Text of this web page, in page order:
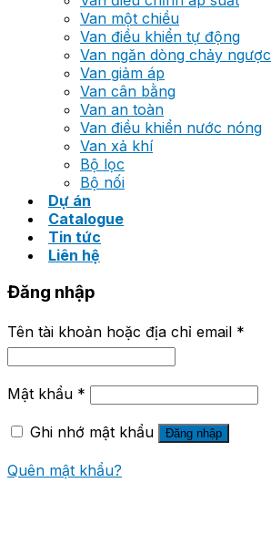
Van một chiều
Van điều khiển tự động
Van ngăn dòng chảy ngược
Van giảm áp
Van cân bằng
Van an toàn
Van điều khiển nước nóng
Van xả khí
Bộ lọc
Bộ nối
Dự án
Catalogue
Tin tức
Liên hệ
Đăng nhập
Tên tài khoản hoặc địa chỉ email *
Mật khẩu *
Ghi nhớ mật khẩu Đăng nhập
Quên mật khẩu?